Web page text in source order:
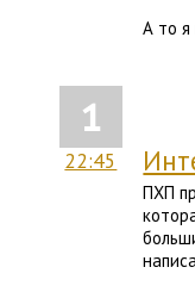
А то я
1
22:45
ПХП